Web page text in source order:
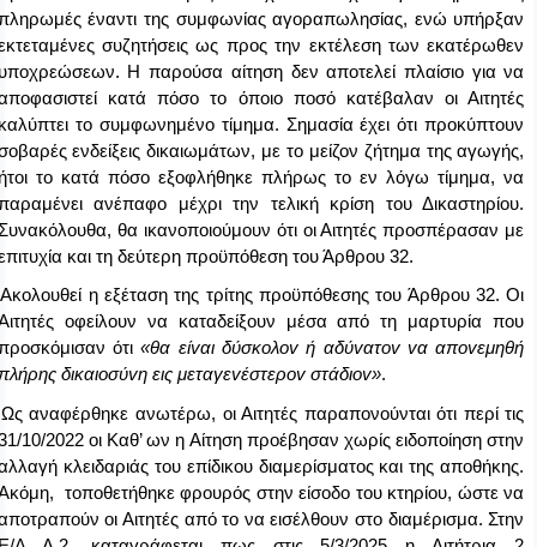
έναντι της συμφωνίας αγοραπωλησίας, ενώ υπήρξαν
συζητήσεις ως προς την εκτέλεση των εκατέρωθεν
Η παρούσα αίτηση δεν αποτελεί πλαίσιο για να
κατά πόσο το όποιο ποσό κατέβαλαν οι Αιτητές
το συμφωνημένο τίμημα. Σημασία έχει ότι προκύπτουν
ενδείξεις δικαιωμάτων, με το μείζον ζήτημα της αγωγής,
το κατά πόσο εξοφλήθηκε πλήρως το εν λόγω τίμημα, να
ανέπαφο μέχρι την τελική κρίση του Δικαστηρίου.
θα ικανοποιούμουν ότι οι Αιτητές προσπέρασαν με
και τη δεύτερη προϋπόθεση του Άρθρου 32.
Ακολουθεί η εξέταση της τρίτης προϋπόθεσης του Άρθρου 32. Οι
οφείλουν να καταδείξουν μέσα από τη μαρτυρία που
ότι«θα είvαι δύσκoλov ή αδύvατov vα απovεμηθή
δικαιoσύvη εις μεταγεvέστερov στάδιov».
Ως αναφέρθηκε ανωτέρω, οι Αιτητές παραπονούνται ότι περί τις
10/2022 οι Καθ’ ων η Αίτηση προέβησαν χωρίς ειδοποίηση στην
κλειδαριάς του επίδικου διαμερίσματος και της αποθήκης.
τοποθετήθηκε φρουρός στην είσοδο του κτηρίου, ώστε να
οι Αιτητές από το να εισέλθουν στο διαμέρισμα. Στην